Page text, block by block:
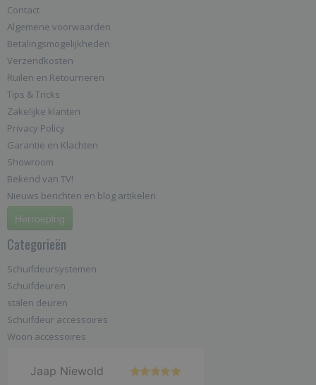
Contact
Algemene voorwaarden
Betalingsmogelijkheden
Verzendkosten
Ruilen en Retourneren
Tips & Tricks
Zakelijke klanten
Privacy Policy
Garantie en Klachten
Showroom
Bekend van TV!
Nieuws berichten en blog artikelen
Herroeping
Categorieën
Schuifdeursystemen
Schuifdeuren
stalen deuren
Schuifdeur accessoires
Woon accessoires